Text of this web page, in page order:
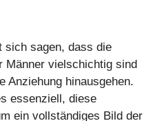
sich sagen, dass die
Männer vielschichtig sind
Anziehung hinausgehen.
essenziell, diese
ein vollständiges Bild der